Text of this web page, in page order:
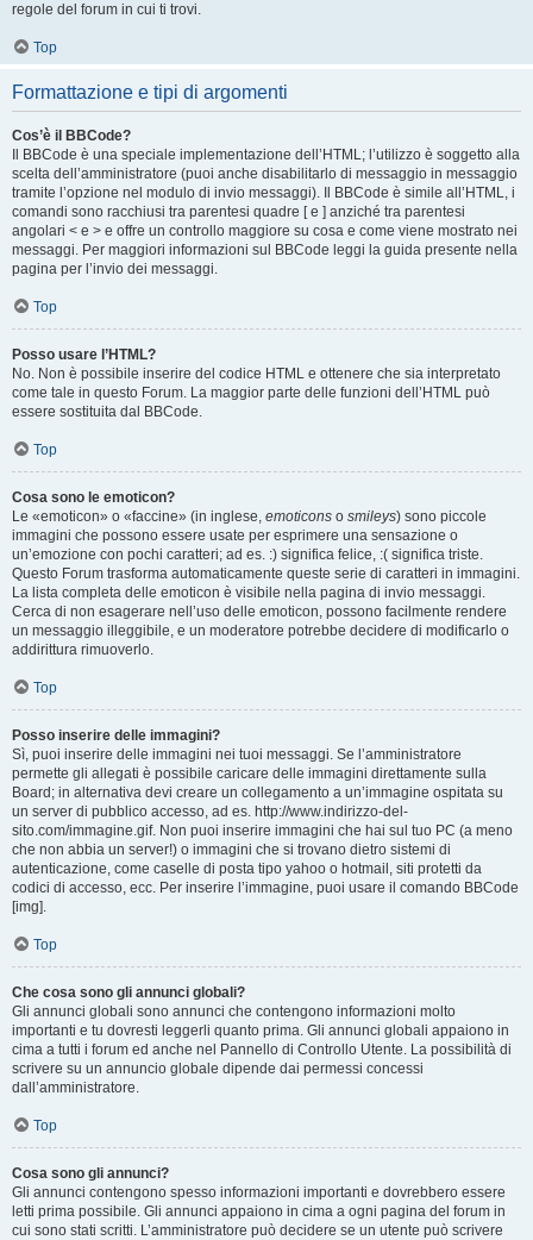
regole del forum in cui ti trovi.
Top
Formattazione e tipi di argomenti
Cos’è il BBCode?
Il BBCode è una speciale implementazione dell’HTML; l’utilizzo è soggetto alla
scelta dell’amministratore (puoi anche disabilitarlo di messaggio in messaggio
tramite l’opzione nel modulo di invio messaggi). Il BBCode è simile all’HTML, i
comandi sono racchiusi tra parentesi quadre [ e ] anziché tra parentesi
angolari < e > e offre un controllo maggiore su cosa e come viene mostrato nei
messaggi. Per maggiori informazioni sul BBCode leggi la guida presente nella
pagina per l’invio dei messaggi.
Top
Posso usare l’HTML?
No. Non è possibile inserire del codice HTML e ottenere che sia interpretato
come tale in questo Forum. La maggior parte delle funzioni dell’HTML può
essere sostituita dal BBCode.
Top
Cosa sono le emoticon?
Le «emoticon» o «faccine» (in inglese, emoticons o smileys) sono piccole
immagini che possono essere usate per esprimere una sensazione o
un’emozione con pochi caratteri; ad es. :) significa felice, :( significa triste.
Questo Forum trasforma automaticamente queste serie di caratteri in immagini.
La lista completa delle emoticon è visibile nella pagina di invio messaggi.
Cerca di non esagerare nell’uso delle emoticon, possono facilmente rendere
un messaggio illeggibile, e un moderatore potrebbe decidere di modificarlo o
addirittura rimuoverlo.
Top
Posso inserire delle immagini?
Sì, puoi inserire delle immagini nei tuoi messaggi. Se l’amministratore
permette gli allegati è possibile caricare delle immagini direttamente sulla
Board; in alternativa devi creare un collegamento a un’immagine ospitata su
un server di pubblico accesso, ad es. http://www.indirizzo-del-
sito.com/immagine.gif. Non puoi inserire immagini che hai sul tuo PC (a meno
che non abbia un server!) o immagini che si trovano dietro sistemi di
autenticazione, come caselle di posta tipo yahoo o hotmail, siti protetti da
codici di accesso, ecc. Per inserire l’immagine, puoi usare il comando BBCode
[img].
Top
Che cosa sono gli annunci globali?
Gli annunci globali sono annunci che contengono informazioni molto
importanti e tu dovresti leggerli quanto prima. Gli annunci globali appaiono in
cima a tutti i forum ed anche nel Pannello di Controllo Utente. La possibilità di
scrivere su un annuncio globale dipende dai permessi concessi
dall’amministratore.
Top
Cosa sono gli annunci?
Gli annunci contengono spesso informazioni importanti e dovrebbero essere
letti prima possibile. Gli annunci appaiono in cima a ogni pagina del forum in
cui sono stati scritti. L’amministratore può decidere se un utente può scrivere